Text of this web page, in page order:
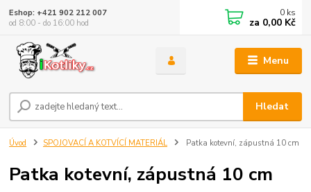
Menu
Hledat
Eshop: +421 902 212 007
od 8:00 - do 16:00 hod
0 ks
za 0,00 Kč
Úvod SPOJOVACÍ A KOTVÍCÍ MATERIÁL Patka kotevní, zápustná 10 cm
Patka kotevní, zápustná 10 cm